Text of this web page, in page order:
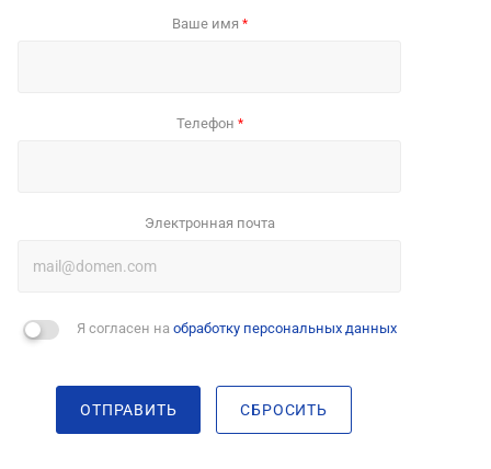
Ваше имя *
Телефон *
Электронная почта
Я согласен на обработку персональных данных
ОТПРАВИТЬ СБРОСИТЬ